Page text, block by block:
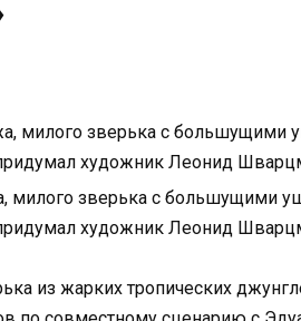
милого зверька с большущими
художник Леонид
из жарких тропических